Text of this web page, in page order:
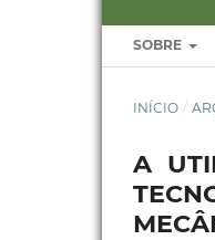
SOBRE
INÍCIO /
A